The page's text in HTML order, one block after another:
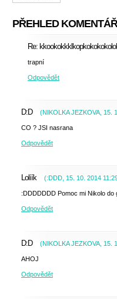
PŘEHLED
Re:
trapní
Odpovědět
D:D (NIKOLKA JEZKOVA 15.
CO ? JSI nasrana
Odpovědět
Lolíík (:DDD 15. 10. 2014
:DDDDDDD Pomoc mi Nikolo do
Odpovědět
D:D (NIKOLKA JEZKOVA 15.
AHOJ
Odpovědět